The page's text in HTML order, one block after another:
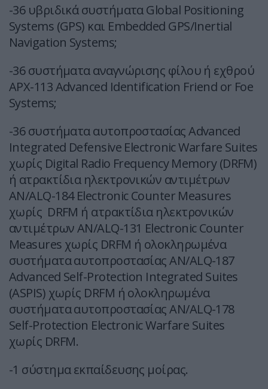
-36 υβριδικά συστήματα Global Positioning
Systems (GPS) και Embedded GPS/Inertial
Navigation Systems;
-36 συστήματα αναγνώρισης φίλου ή εχθρού
APX-113 Advanced Identification Friend or Foe
Systems;
-36 συστήματα αυτοπροστασίας Advanced
Integrated Defensive Electronic Warfare Suites
χωρίς Digital Radio Frequency Memory (DRFM)
ή ατρακτίδια ηλεκτρονικών αντιμέτρων
AN/ALQ-184 Electronic Counter Measures
χωρίς DRFM ή ατρακτίδια ηλεκτρονικών
αντιμέτρων AN/ALQ-131 Electronic Counter
Measures χωρίς DRFM ή ολοκληρωμένα
συστήματα αυτοπροστασίας AN/ALQ-187
Advanced Self-Protection Integrated Suites
(ASPIS) χωρίς DRFM ή ολοκληρωμένα
συστήματα αυτοπροστασίας AN/ALQ-178
Self-Protection Electronic Warfare Suites
χωρίς DRFM.
-1 σύστημα εκπαίδευσης μοίρας.